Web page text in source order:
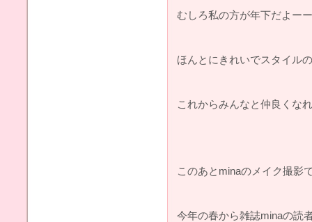
むしろ私の方が年下だよー
ほんとにきれいでスタイル
これからみんなと仲良くな
このあとminaのメイク撮影
今年の春から雑誌minaの読